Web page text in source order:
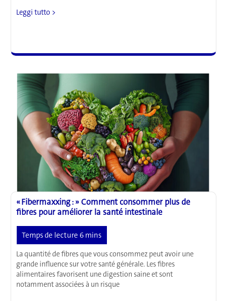
Perte
le
intermittent
:
comment
cerveau
et
microbiome
intestinal
affectés
Leggi tutto >
« Fibermaxxing : » Comment consommer plus de
fibres pour améliorer la santé intestinale
La quantité de fibres que vous consommez peut avoir une
grande influence sur votre santé générale. Les fibres
alimentaires favorisent une digestion saine et sont
notamment associées à un risque